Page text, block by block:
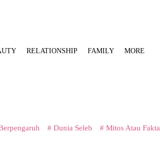
RELATIONSHIP FAMILY MORE
# Dunia Seleb # Mitos Atau Fakta